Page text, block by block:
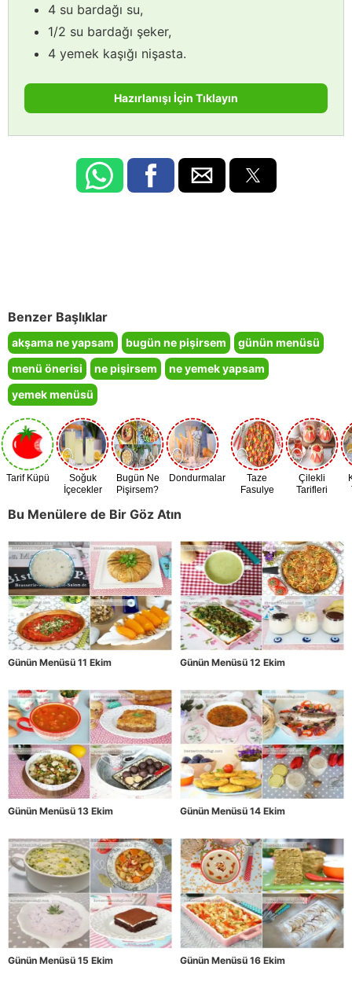
4 su bardağı su,
1/2 su bardağı şeker,
4 yemek kaşığı nişasta.
Hazırlanışı İçin Tıklayın
Benzer Başlıklar
akşama ne yapsam bugün ne pişirsem
günün menüsü
menü önerisi
ne pişirsem
ne yemek yapsam
yemek menüsü
Tarif Küpü
Soğuk
İçecekler
Bugün Ne
Pişirsem?
Dondurmalar
Taze
Fasulye
Çilekli
Tarifleri
Bu Menülere de Bir Göz Atın
Günün Menüsü 11 Ekim Günün Menüsü 12 Ekim
Günün Menüsü 13 Ekim Günün Menüsü 14 Ekim
Günün Menüsü 15 Ekim Günün Menüsü 16 Ekim